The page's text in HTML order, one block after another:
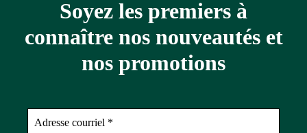
Soyez les premiers à
connaître nos nouveautés et
nos promotions